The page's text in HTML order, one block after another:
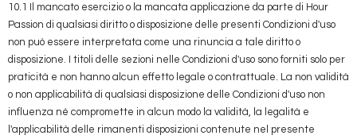
10.1 Il mancato esercizio o la mancata applicazione da parte di Hour
Passion di qualsiasi diritto o disposizione delle presenti Condizioni d'uso
non può essere interpretata come una rinuncia a tale diritto o
disposizione. I titoli delle sezioni nelle Condizioni d'uso sono forniti solo per
praticità e non hanno alcun effetto legale o contrattuale. La non validità
o non applicabilità di qualsiasi disposizione delle Condizioni d'uso non
influenza né compromette in alcun modo la validità, la legalità e
l'applicabilità delle rimanenti disposizioni contenute nel presente